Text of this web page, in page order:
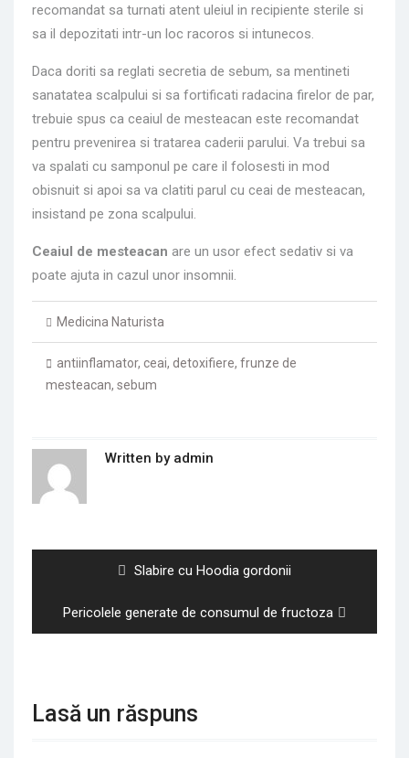
recomandat sa turnati atent uleiul in recipiente sterile si
sa il depozitati intr-un loc racoros si intunecos.
Daca doriti sa reglati secretia de sebum, sa mentineti
sanatatea scalpului si sa fortificati radacina firelor de par,
trebuie spus ca ceaiul de mesteacan este recomandat
pentru prevenirea si tratarea caderii parului. Va trebui sa
va spalati cu samponul pe care il folosesti in mod
obisnuit si apoi sa va clatiti parul cu ceai de mesteacan,
insistand pe zona scalpului.
Ceaiul de mesteacan are un usor efect sedativ si va
poate ajuta in cazul unor insomnii.
Medicina Naturista
antiinflamator, ceai, detoxifiere, frunze de
mesteacan, sebum
Written by admin
Previous
Slabire cu Hoodia gordonii
Next
post:
Pericolele generate de consumul de fructoza
Lasă un răspuns